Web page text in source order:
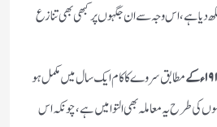
دیا ہے ، اس وجہ سے ان جگہوں پر کبھی بھی تنازع
مطابق سروے کا کام ایک سال میں مکمل ہو
کی طرح یہ معاملہ بھی التوا میں ہے ، چونکہ اس